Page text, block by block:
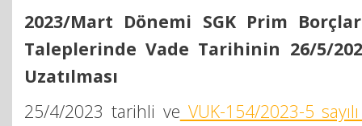
2023/Mart Dönemi SGK Prim
Taleplerinde Vade Tarihinin 26/5/
Uzatılması
25/4/2023 tarihli ve VUK-154/2023-5